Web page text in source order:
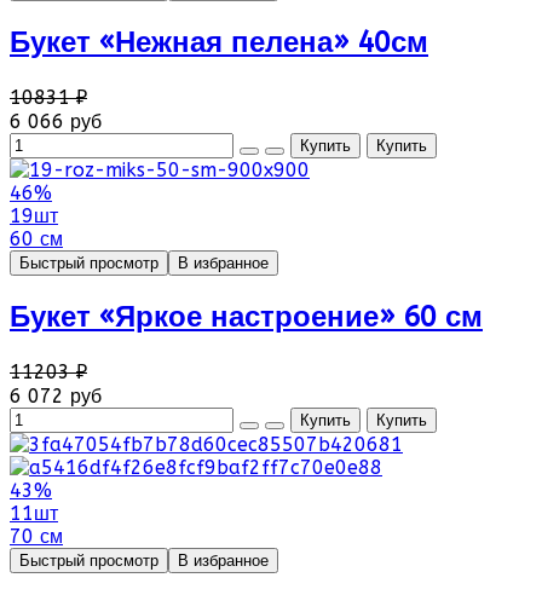
Букет «Нежная пелена» 40см
10831 ₽
6 066 руб
46%
19шт
60 см
Быстрый просмотр В избранное
Букет «Яркое настроение» 60 см
11203 ₽
6 072 руб
43%
11шт
70 см
Быстрый просмотр В избранное